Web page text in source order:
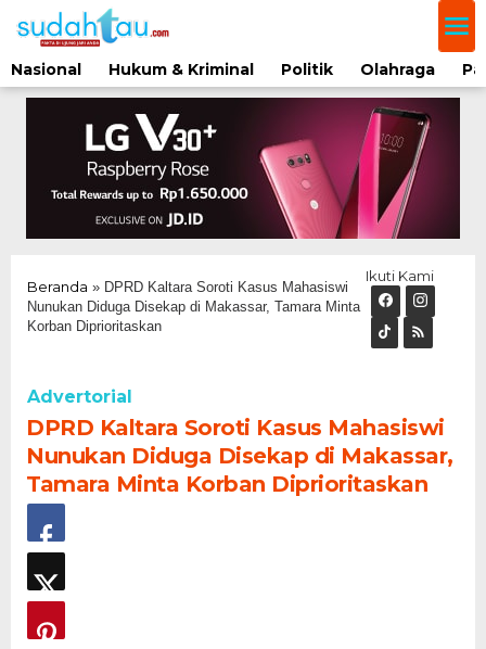
ke
konten
Nasional
Hukum & Kriminal Politik Olahraga
Beranda » DPRD Kaltara Soroti Kasus Mahasiswi
Nunukan Diduga Disekap di Makassar, Tamara Minta
Korban Diprioritaskan
Ikuti Kami
Advertorial
DPRD Kaltara Soroti Kasus Mahasiswi
Nunukan Diduga Disekap di Makassar,
Tamara Minta Korban Diprioritaskan